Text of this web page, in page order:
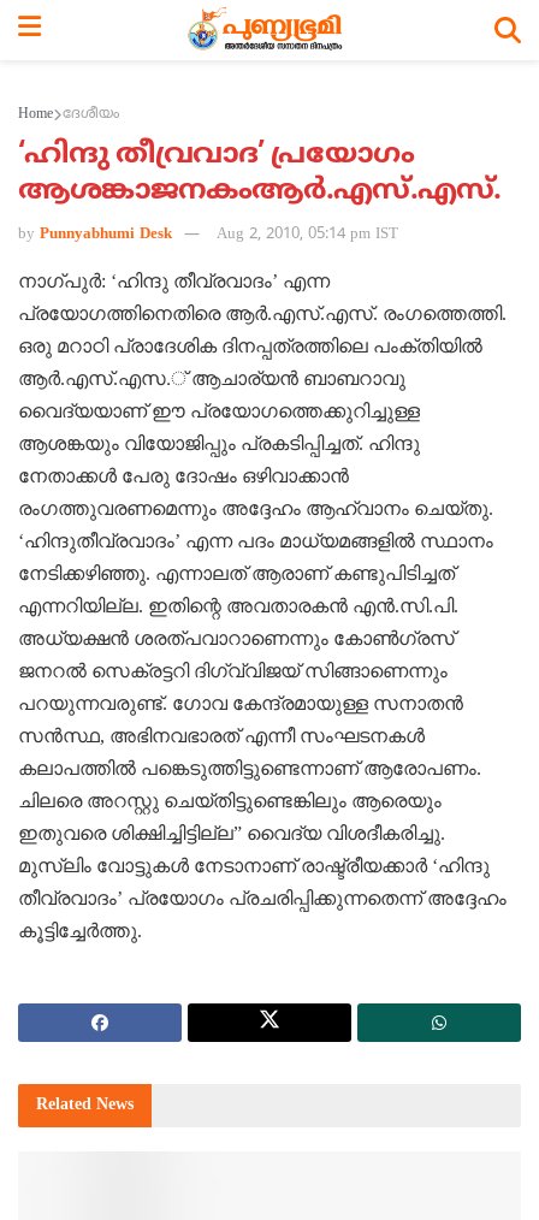
Home ദേശീയം
‘ഹിന്ദു തീവ്രവാദ’ പ്രയോഗം
ആശങ്കാജനകംആര്‍.എസ്‌.എസ്‌.
by Punnyabhumi Desk Aug 2, 2010, 05:14 pm IST
നാഗ്‌പുര്‍: ‘ഹിന്ദു തീവ്രവാദം’ എന്ന
പ്രയോഗത്തിനെതിരെ ആര്‍.എസ്‌.എസ്‌. രംഗത്തെത്തി.
ഒരു മറാഠി പ്രാദേശിക ദിനപ്പത്രത്തിലെ പംക്തിയില്‍
ആര്‍.എസ്‌.എസ.്‌ ആചാര്യന്‍ ബാബറാവു
വൈദ്യയാണ്‌ ഈ പ്രയോഗത്തെക്കുറിച്ചുള്ള
ആശങ്കയും വിയോജിപ്പും പ്രകടിപ്പിച്ചത്‌. ഹിന്ദു
നേതാക്കള്‍ പേരു ദോഷം ഒഴിവാക്കാന്‍
രംഗത്തുവരണമെന്നും അദ്ദേഹം ആഹ്വാനം ചെയ്‌തു.
‘ഹിന്ദുതീവ്രവാദം’ എന്ന പദം മാധ്യമങ്ങളില്‍ സ്ഥാനം
നേടിക്കഴിഞ്ഞു. എന്നാലത്‌ ആരാണ്‌ കണ്ടുപിടിച്ചത്‌
എന്നറിയില്ല. ഇതിന്റെ അവതാരകന്‍ എന്‍.സി.പി.
അധ്യക്ഷന്‍ ശരത്‌പവാറാണെന്നും കോണ്‍ഗ്രസ്‌
ജനറല്‍ സെക്രട്ടറി ദിഗ്വ്‌വിജയ്‌ സിങ്ങാണെന്നും
പറയുന്നവരുണ്ട്‌. ഗോവ കേന്ദ്രമായുള്ള സനാതന്‍
സന്‍സ്ഥ, അഭിനവഭാരത്‌ എന്നീ സംഘടനകള്‍
കലാപത്തില്‍ പങ്കെടുത്തിട്ടുണ്ടെന്നാണ്‌ ആരോപണം.
ചിലരെ അറസ്റ്റു ചെയ്‌തിട്ടുണ്ടെങ്കിലും ആരെയും
ഇതുവരെ ശിക്ഷിച്ചിട്ടില്ല” വൈദ്യ വിശദീകരിച്ചു.
മുസ്‌ലിം വോട്ടുകള്‍ നേടാനാണ്‌ രാഷ്ട്രീയക്കാര്‍ ‘ഹിന്ദു
തീവ്രവാദം’ പ്രയോഗം പ്രചരിപ്പിക്കുന്നതെന്ന്‌ അദ്ദേഹം
കൂട്ടിച്ചേര്‍ത്തു.
Related News